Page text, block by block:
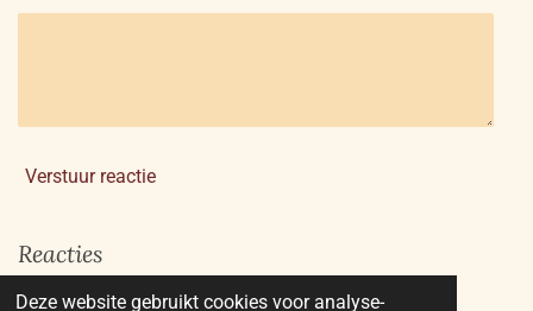
Deze website gebruikt cookies voor analyse-
Verstuur reactie
Reacties
Er zijn geen reacties geplaatst.